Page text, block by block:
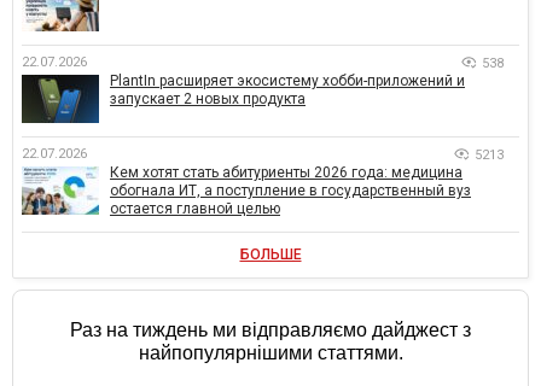
22.07.2026 538
PlantIn расширяет экосистему хобби-приложений и
запускает 2 новых продукта
22.07.2026 5213
Кем хотят стать абитуриенты 2026 года: медицина
обогнала ИТ, а поступление в государственный вуз
остается главной целью
БОЛЬШЕ
Раз на тиждень ми відправляємо дайджест з
найпопулярнішими статтями.